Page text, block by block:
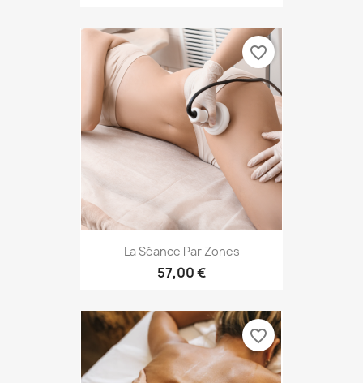
La Séance Par Zones
57,00 €
favorite_border
favorite_border